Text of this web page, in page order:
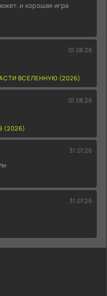
и хорошая игра
01.08.26
ВСЕЛЕННУЮ (2026)
01.08.26
(2026)
31.07.26
31.07.26